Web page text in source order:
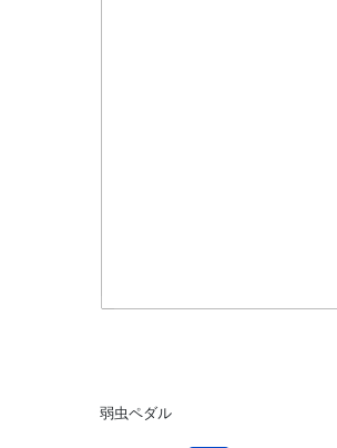
弱虫ペダル